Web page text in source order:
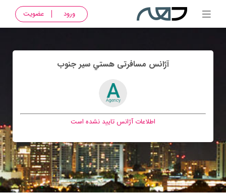
ورود عضویت
آژانس مسافرتی هستي سير جنوب
اطلاعات آژانس تایید نشده است